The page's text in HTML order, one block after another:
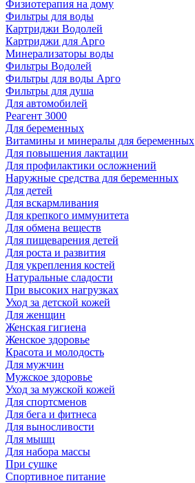
Физиотерапия на дому
Фильтры для воды
Картриджи Водолей
Картриджи для Арго
Минерализаторы воды
Фильтры Водолей
Фильтры для воды Арго
Фильтры для душа
Для автомобилей
Реагент 3000
Для беременных
Витамины и минералы для беременных
Для повышения лактации
Для профилактики осложнений
Наружные средства для беременных
Для детей
Для вскармливания
Для крепкого иммунитета
Для обмена веществ
Для пищеварения детей
Для роста и развития
Для укрепления костей
Натуральные сладости
При высоких нагрузках
Уход за детской кожей
Для женщин
Женская гигиена
Женское здоровье
Красота и молодость
Для мужчин
Мужское здоровье
Уход за мужской кожей
Для спортсменов
Для бега и фитнеса
Для выносливости
Для мышц
Для набора массы
При сушке
Спортивное питание